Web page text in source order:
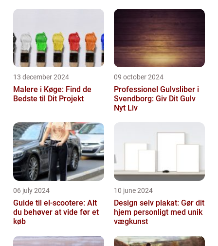
13 december 2024
Malere i Køge: Find de
Bedste til Dit Projekt
09 october 2024
Professionel Gulvsliber i
Svendborg: Giv Dit Gulv
Nyt Liv
06 july 2024
Guide til el-scootere: Alt
du behøver at vide før et
køb
10 june 2024
Design selv plakat: Gør dit
hjem personligt med unik
vægkunst